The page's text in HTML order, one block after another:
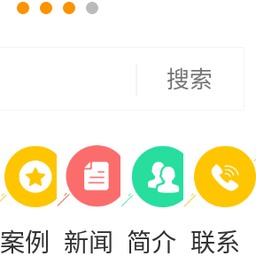
搜索
案例 新闻 简介 联系